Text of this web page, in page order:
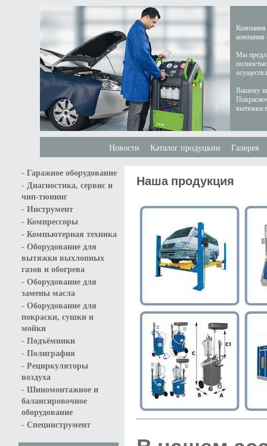
Компания
компания
Мы
Вашему
вытяжки
Новости Каталог продуцкии Галерея
- Гаражное оборудование
- Диагностика, сервис и
чип-тюнинг
- Инструмент
- Компрессоры
- Компьютерная техника
- Оборудование для
вытяжки выхлопных
газов и обогрева
- Оборудование для
замены масла
- Оборудование для
покраски, сушки и
мойки
- Подъёмники
- Полиграфия
- Рециркуляторы
воздуха
- Шиномонтажное и
балансировочное
оборудование
- Специнструмент
Наша продукция